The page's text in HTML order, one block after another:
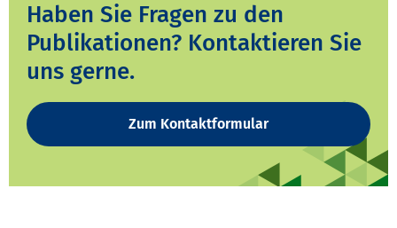
Haben Sie Fragen zu den
Publikationen? Kontaktieren Sie
uns gerne.
Zum Kontaktformular